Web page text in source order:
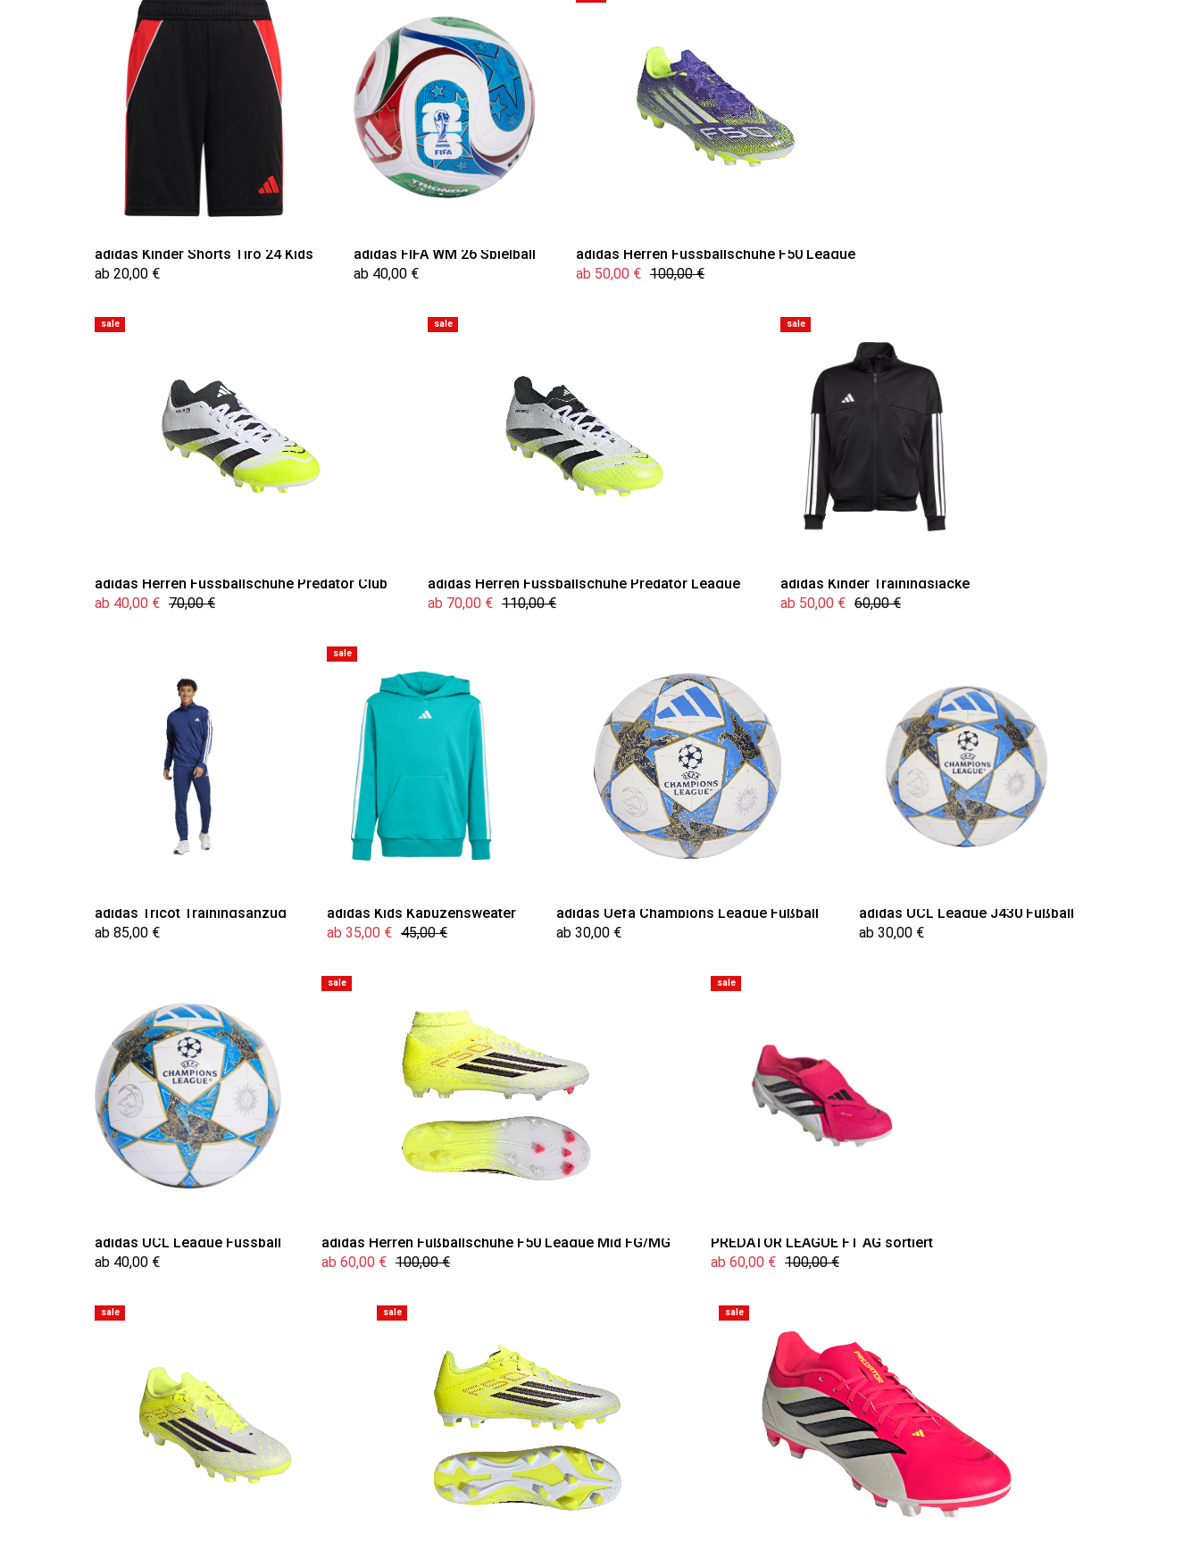
adidas Kinder Shorts Tiro 24 Kids
ab 20,00 €
adidas FIFA WM 26 Spielball
ab 40,00 €
adidas Herren Fussballschuhe F50 League
ab 50,00 € 100,00 €
sale
adidas Herren Fussballschuhe Predator Club
ab 40,00 € 70,00 €
sale
adidas Herren Fussballschuhe Predator League
ab 70,00 € 110,00 €
sale
adidas Kinder Trainingsjacke
ab 50,00 € 60,00 €
adidas Tricot Trainingsanzug
ab 85,00 €
sale
adidas Kids Kapuzensweater
ab 35,00 € 45,00 €
adidas Uefa Champions League Fußball
ab 30,00 €
adidas UCL League J430 Fußball
ab 30,00 €
adidas UCL League Fussball
ab 40,00 €
sale
adidas Herren Fußballschuhe F50 League Mid FG/MG
ab 60,00 € 100,00 €
sale
PREDATOR LEAGUE FT AG sortiert
ab 60,00 € 100,00 €
sale sale sale